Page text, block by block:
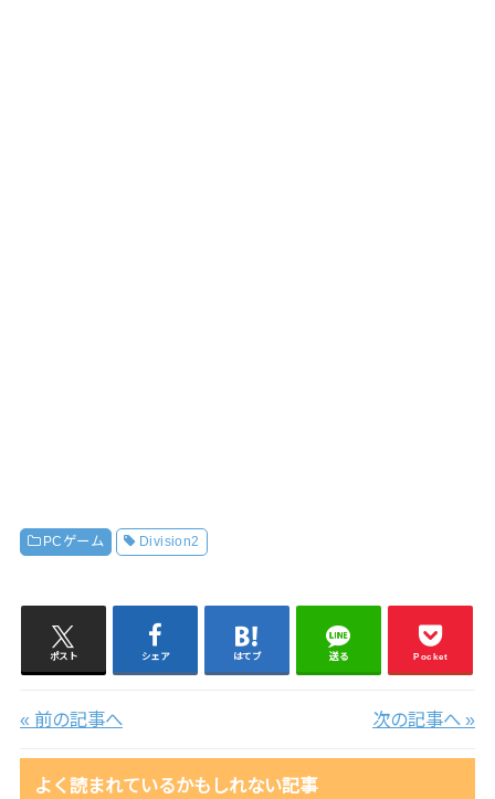
PCゲーム Division2
ポスト シェア はてブ 送る Pocket
« 前の記事へ 次の記事へ »
よく読まれているかもしれない記事